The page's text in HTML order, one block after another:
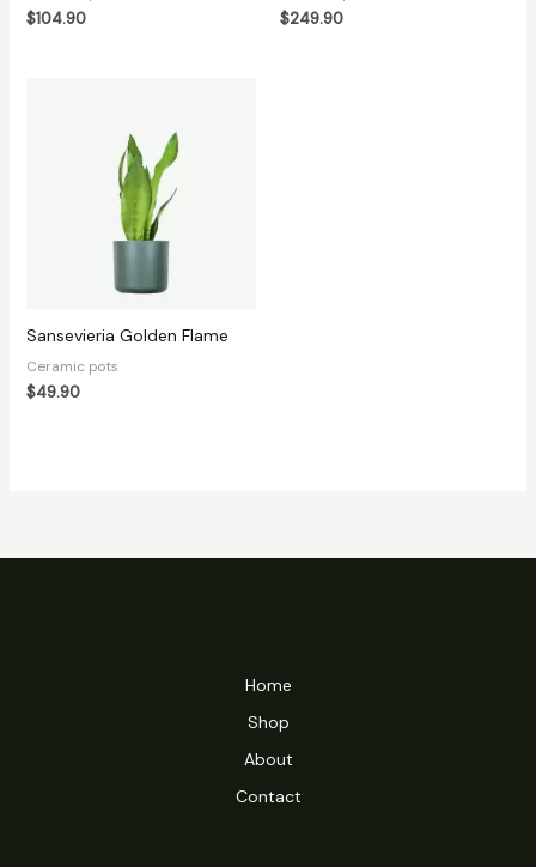
$104.90
$249.90
Sansevieria Golden Flame
Ceramic pots
$49.90
Home
Shop
About
Contact